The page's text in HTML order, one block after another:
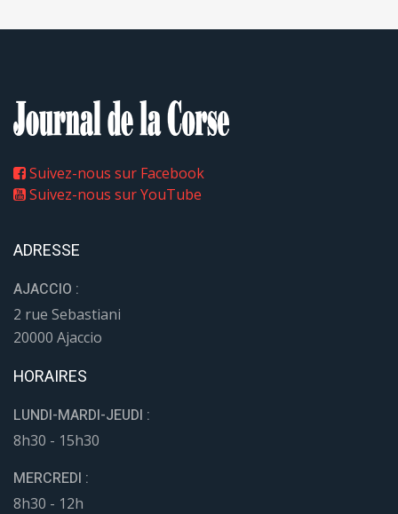
Suivez-nous sur Facebook
Suivez-nous sur YouTube
ADRESSE
AJACCIO :
2 rue Sebastiani
20000 Ajaccio
HORAIRES
LUNDI-MARDI-JEUDI :
8h30 - 15h30
MERCREDI :
8h30 - 12h